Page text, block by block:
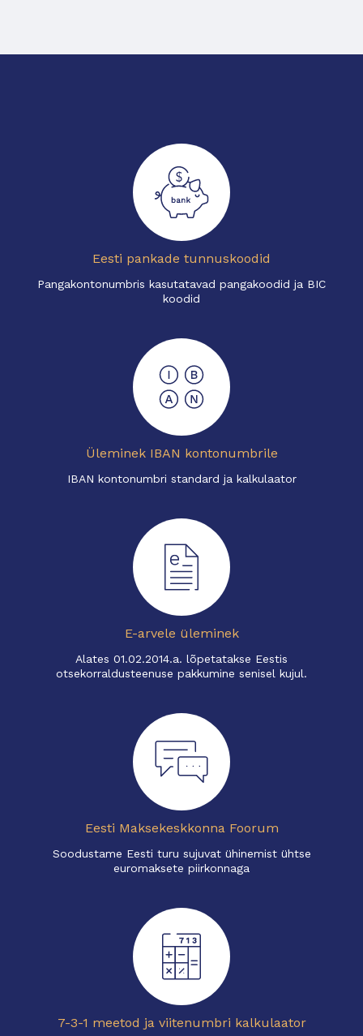
Eesti pankade tunnuskoodid
Pangakontonumbris kasutatavad pangakoodid ja BIC
koodid
Üleminek IBAN kontonumbrile
IBAN kontonumbri standard ja kalkulaator
E-arvele üleminek
Alates 01.02.2014.a. lõpetatakse Eestis
otsekorraldusteenuse pakkumine senisel kujul.
Eesti Maksekeskkonna Foorum
Soodustame Eesti turu sujuvat ühinemist ühtse
euromaksete piirkonnaga
7-3-1 meetod ja viitenumbri kalkulaator